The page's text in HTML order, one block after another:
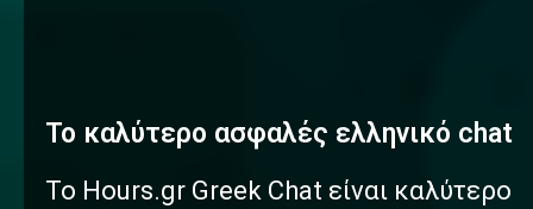
To καλύτερο ασφαλές ελληνικό chat
Το Hours.gr Greek Chat είναι καλύτερο